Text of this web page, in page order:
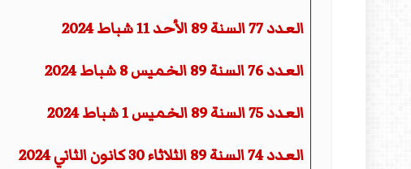
العدد 77 السنة 89 الأحد 11 شباط 2024
العدد 76 السنة 89 الخميس 8 شباط 2024
العدد 75 السنة 89 الخميس 1 شباط 2024
العدد 74 السنة 89 الثلاثاء 30 كانون الثاني 2024